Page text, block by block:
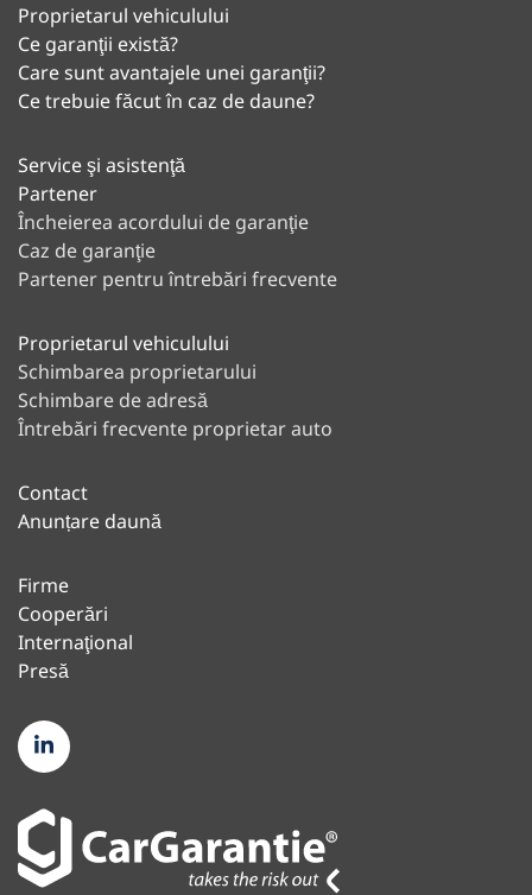
Proprietarul vehiculului
Ce garanţii există?
Care sunt avantajele unei garanţii?
Ce trebuie făcut în caz de daune?
Service şi asistenţă
Partener
Încheierea acordului de garanţie
Caz de garanţie
Partener pentru întrebări frecvente
Proprietarul vehiculului
Schimbarea proprietarului
Schimbare de adresă
Întrebări frecvente proprietar auto
Contact
Anunțare daună
Firme
Cooperări
Internaţional
Presă